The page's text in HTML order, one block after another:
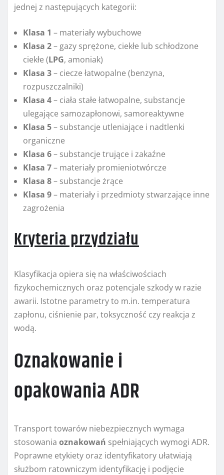
jednej z następujących kategorii:
Klasa 1 – materiały wybuchowe
Klasa 2– gazy sprężone, ciekłe lub schłodzone
ciekłe (LPG, amoniak)
Klasa 3– ciecze łatwopalne (benzyna,
rozpuszczalniki)
Klasa 4– ciała stałe łatwopalne, substancje
ulegające samozapłonowi, samoreaktywne
Klasa 5– substancje utleniające i nadtlenki
organiczne
Klasa 6– substancje trujące i zakaźne
Klasa 7– materiały promieniotwórcze
Klasa 8– substancje żrące
Klasa 9– materiały i przedmioty stwarzające inne
zagrożenia
Kryteria przydziału
Klasyfikacja opiera się na właściwościach
fizykochemicznych oraz potencjale szkody w razie
awarii. Istotne parametry to m.in. temperatura
zapłonu, ciśnienie par, toksyczność czy reakcja z
wodą.
Oznakowanie i
opakowania ADR
Transport towarów niebezpiecznych wymaga
stosowania oznakowań spełniających wymogi ADR.
Poprawne etykiety oraz identyfikatory ułatwiają
służbom ratowniczym identyfikację i podjęcie